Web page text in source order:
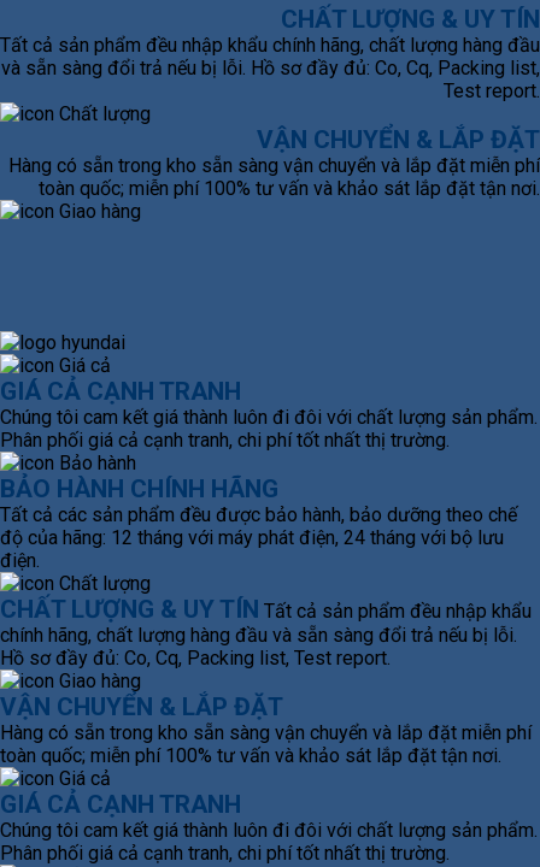
CHẤT LƯỢNG & UY TÍN
Tất cả sản phẩm đều nhập khẩu chính hãng, chất lượng hàng đầu
và sẵn sàng đổi trả nếu bị lỗi. Hồ sơ đầy đủ: Co, Cq, Packing list,
Test report.
VẬN CHUYỂN & LẮP ĐẶT
Hàng có sẵn trong kho sẵn sàng vận chuyển và lắp đặt miễn phí
toàn quốc; miễn phí 100% tư vấn và khảo sát lắp đặt tận nơi.
GIÁ CẢ CẠNH TRANH
Chúng tôi cam kết giá thành luôn đi đôi với chất lượng sản phẩm.
Phân phối giá cả cạnh tranh, chi phí tốt nhất thị trường.
BẢO HÀNH CHÍNH HÃNG
Tất cả các sản phẩm đều được bảo hành, bảo dưỡng theo chế
độ của hãng: 12 tháng với máy phát điện, 24 tháng với bộ lưu
điện.
CHẤT LƯỢNG & UY TÍN Tất cả sản phẩm đều nhập khẩu
chính hãng, chất lượng hàng đầu và sẵn sàng đổi trả nếu bị lỗi.
Hồ sơ đầy đủ: Co, Cq, Packing list, Test report.
VẬN CHUYỂN & LẮP ĐẶT
Hàng có sẵn trong kho sẵn sàng vận chuyển và lắp đặt miễn phí
toàn quốc; miễn phí 100% tư vấn và khảo sát lắp đặt tận nơi.
GIÁ CẢ CẠNH TRANH
Chúng tôi cam kết giá thành luôn đi đôi với chất lượng sản phẩm.
Phân phối giá cả cạnh tranh, chi phí tốt nhất thị trường.